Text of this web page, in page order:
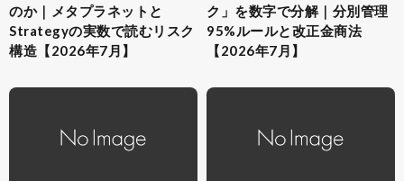
のか｜メタプラネットと
Strategyの実数で読むリスク
構造【2026年7月】
ク」を数字で分解｜分別管理
95%ルールと改正金商法
【2026年7月】